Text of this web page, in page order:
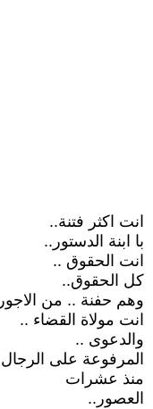
انت اكثر فتنة..
با ابنة الدستور..
انت الحقوق ..
كل الحقوق..
وهم حفنة .. من الاجور
انت مولاة القضاء ..
والدعوى ..
المرفوعة على
منذ عشرات
العصور..